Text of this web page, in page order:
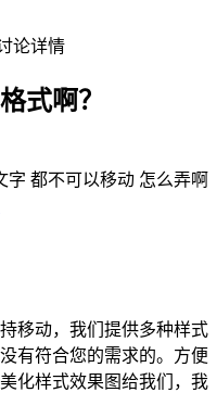
论详情
式啊？
都不可以移动 怎么弄啊
移动，我们提供多种样式
有符合您的需求的。方便
化样式效果图给我们，我